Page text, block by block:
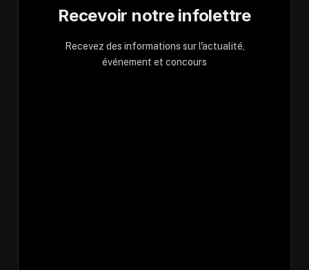
Recevoir notre infolettre
Recevez des informations sur l'actualité,
événement et concours